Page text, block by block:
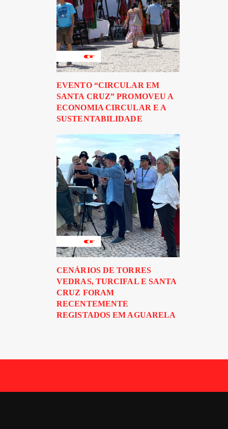
EVENTO “CIRCULAR EM
SANTA CRUZ” PROMOVEU A
ECONOMIA CIRCULAR E A
SUSTENTABILIDADE
CENÁRIOS DE TORRES
VEDRAS, TURCIFAL E SANTA
CRUZ FORAM
RECENTEMENTE
REGISTADOS EM AGUARELA